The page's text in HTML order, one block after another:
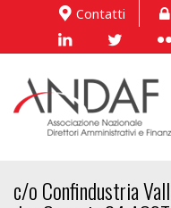
Contatti
c/o Confindustria